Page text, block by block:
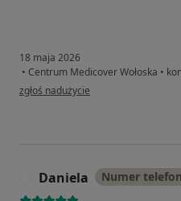
18 maja 2026
• Centrum Medicover Wołoska •
w opinii użytkownika Bartek
zgłoś nadużycie
Daniela Numer